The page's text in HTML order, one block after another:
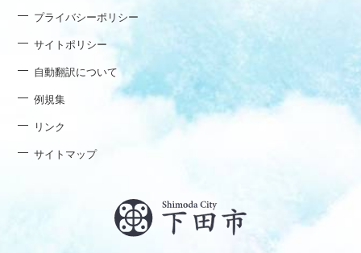
プライバシーポリシー
サイトポリシー
自動翻訳について
例規集
リンク
サイトマップ